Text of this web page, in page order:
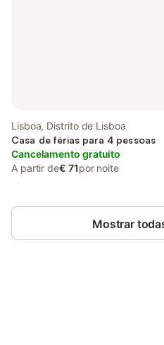
Lisboa, Distrito de Lisboa
Casa de férias para 4 pessoas
Cancelamento gratuito
A partir de€ 71por noite
Mostrar